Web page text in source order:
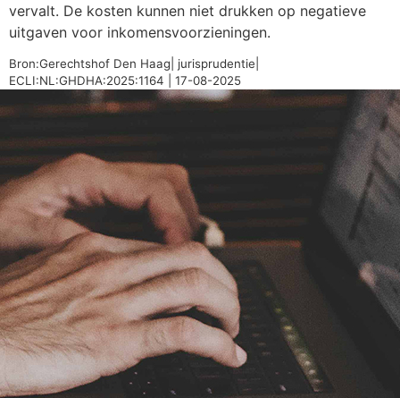
vervalt. De kosten kunnen niet drukken op negatieve
uitgaven voor inkomensvoorzieningen.
Bron:Gerechtshof Den Haag| jurisprudentie|
ECLI:NL:GHDHA:2025:1164 | 17-08-2025